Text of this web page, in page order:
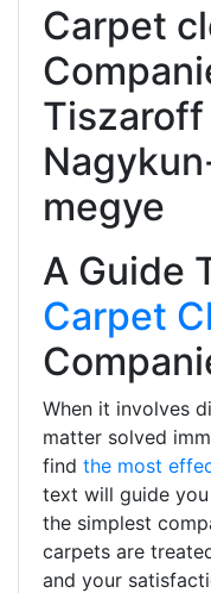
Carpet
megye
A Guide
Carpet
When it involves
matter solved
find the most
text will guide
the simplest
carpets are
and your